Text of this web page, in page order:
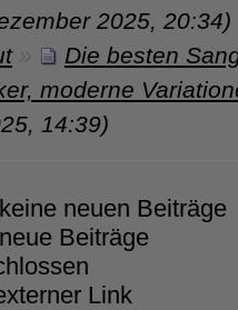
2025, 20:34)
»
Die besten
moderne
14:39)
neuen Beiträge
Beiträge
Link